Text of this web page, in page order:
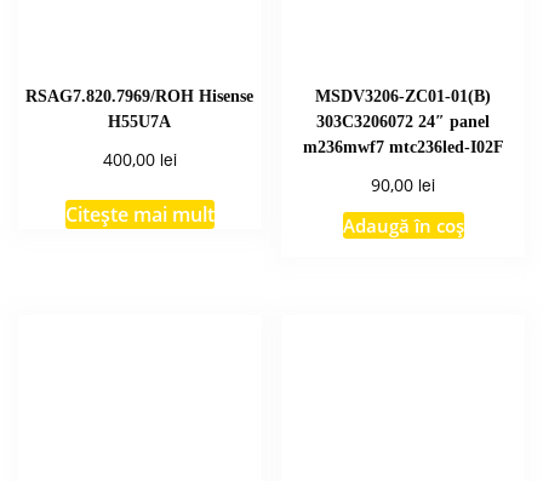
RSAG7.820.7969/ROH Hisense
H55U7A
400,00 lei
Citește mai mult
MSDV3206-ZC01-01(B)
303C3206072 24″ panel
m236mwf7 mtc236led-I02F
90,00 lei
Adaugă în coș